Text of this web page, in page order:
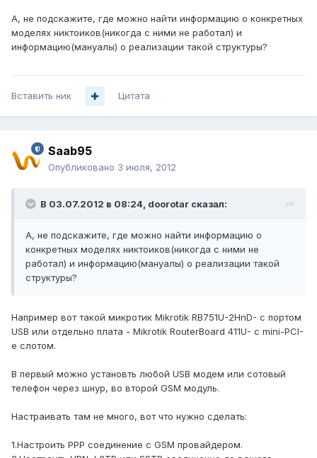
А, не подскажите, где можно найти информацию о конкретных
моделях никтоиков(никогда с ними не работал) и
информацию(мануалы) о реализации такой структуры?
Вставить ник Цитата
Saab95
Опубликовано 3 июля, 2012
В 03.07.2012 в 08:24, doorotar сказал:
А, не подскажите, где можно найти информацию о
конкретных моделях никтоиков(никогда с ними не
работал) и информацию(мануалы) о реализации такой
структуры?
Например вот такой микротик Mikrotik RB751U-2HnD- с портом
USB или отдельно плата - Mikrotik RouterBoard 411U- с mini-PCI-
e слотом.
В первый можно установть любой USB модем или сотовый
телефон через шнур, во второй GSM модуль.
Настраивать там не много, вот что нужно сделать:
1.Настроить PPP соединение с GSM провайдером.